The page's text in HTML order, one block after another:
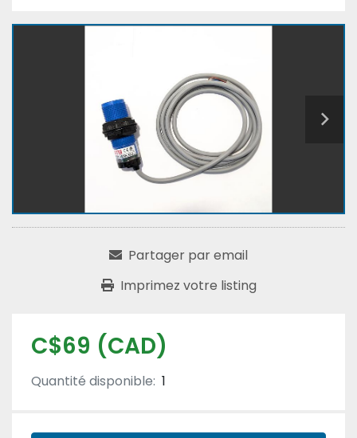
Partager par email
Imprimez votre listing
C$69 (CAD)
Quantité disponible: 1